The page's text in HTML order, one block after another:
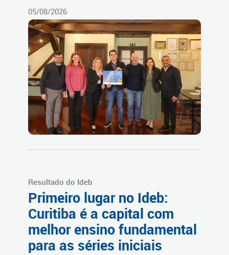
05/08/2026
Resultado do Ideb
Primeiro lugar no Ideb:
Curitiba é a capital com
melhor ensino fundamental
para as séries iniciais